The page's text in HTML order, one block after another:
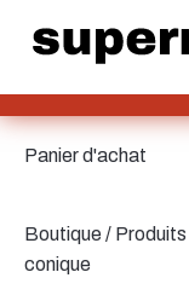
Boutique/ Produits
conique
Panier d'achat